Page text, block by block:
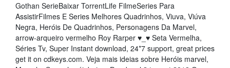
Gothan SerieBaixar TorrentLife FilmeSeries Para
AssistirFilmes E Series Melhores Quadrinhos, Viuva, Viúva
Negra, Heróis De Quadrinhos, Personagens Da Marvel,
arrow-arqueiro vermelho Roy Rarper ♥_♥ Seta Vermelha,
Séries Tv, Super Instant download, 24*7 support, great prices
get it on cdkeys.com. Veja mais ideias sobre Heróis marvel,